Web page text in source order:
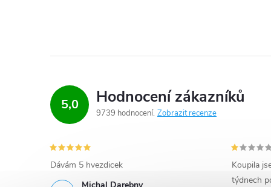
5,0 Hodnocení zákazníků
9739 hodnocení Zobrazit recenze
Dávám 5 hvezdicek
Koupila
týdnech